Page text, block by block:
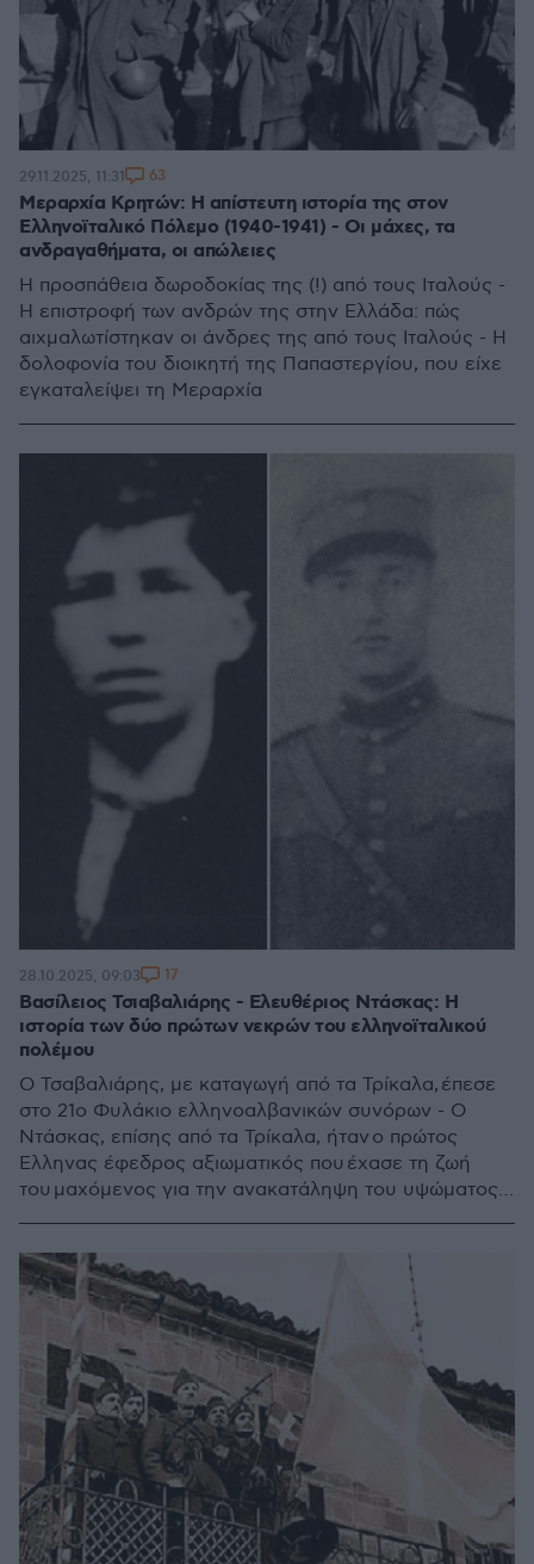
Μεραρχία Κρητών: H απίστευτη ιστορία της στον
Ελληνοϊταλικό Πόλεμο (1940-1941) - Οι μάχες, τα
ανδραγαθήματα, οι απώλειες
Η προσπάθεια δωροδοκίας της (!) από τους Ιταλούς -
Η επιστροφή των ανδρών της στην Ελλάδα: πώς
αιχμαλωτίστηκαν οι άνδρες της από τους Ιταλούς - Η
δολοφονία του διοικητή της Παπαστεργίου, που είχε
εγκαταλείψει τη Μεραρχία
29.11.2025, 11:31 63
Βασίλειος Τσιαβαλιάρης - Ελευθέριος Ντάσκας: Η
ιστορία των δύο πρώτων νεκρών του ελληνοϊταλικού
πολέμου
Ο Τσαβαλιάρης, με καταγωγή από τα Τρίκαλα, έπεσε
στο 21ο Φυλάκιο ελληνοαλβανικών συνόρων - Ο
Ντάσκας, επίσης από τα Τρίκαλα, ήταν ο πρώτος
Έλληνας έφεδρος αξιωματικός που έχασε τη ζωή
του μαχόμενος για την ανακατάληψη του υψώματος
28.10.2025, 09:03 17